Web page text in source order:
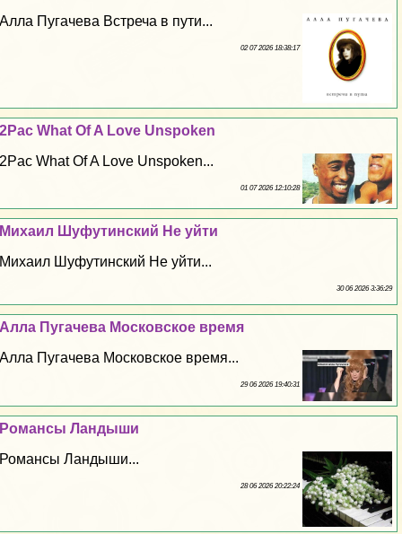
Алла Пугачева Встреча в пути...
02 07 2026 18:38:17
2Pac What Of A Love Unspoken
2Pac What Of A Love Unspoken...
01 07 2026 12:10:28
Михаил Шуфутинский Не уйти
Михаил Шуфутинский Не уйти...
30 06 2026 3:36:29
Алла Пугачева Московское время
Алла Пугачева Московское время...
29 06 2026 19:40:31
Романсы Ландыши
Романсы Ландыши...
28 06 2026 20:22:24